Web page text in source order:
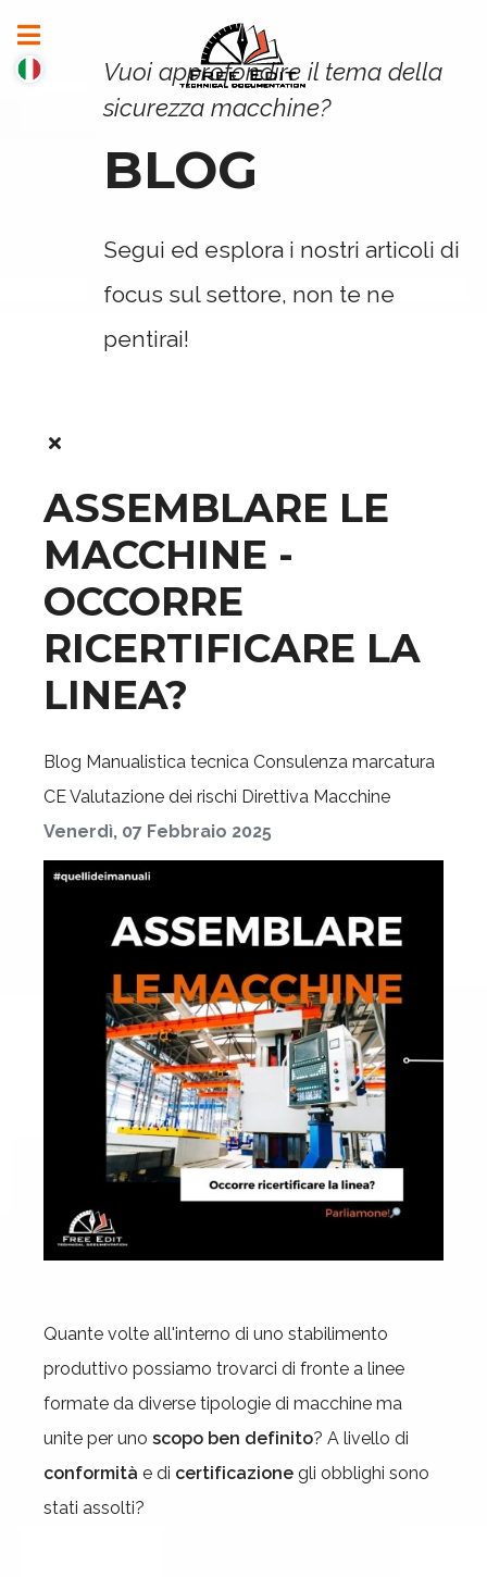
Vuoi approfondire il tema della
sicurezza macchine?
BLOG
Segui ed esplora i nostri articoli di
focus sul settore, non te ne
pentirai!
ASSEMBLARE LE
MACCHINE -
OCCORRE
RICERTIFICARE LA
LINEA?
Blog Manualistica tecnica Consulenza marcatura
CEValutazione dei rischi Direttiva Macchine
Venerdì, 07 Febbraio 2025
Quante volte all'interno di uno stabilimento
produttivo possiamo trovarci di fronte a linee
formate da diverse tipologie di macchine ma
unite per uno scopo ben definito? A livello di
conformità e di certificazione gli obblighi sono
stati assolti?